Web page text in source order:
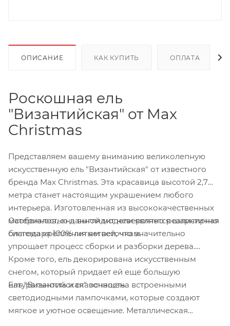
ОПИСАНИЕ КАК КУПИТЬ ОПЛАТА
Роскошная ель
"Византийская" от Max
Christmas
Представляем вашему вниманию великолепную
искусственную ель "Византийская" от известного
бренда Max Christmas. Эта красавица высотой 2,7
метра станет настоящим украшением любого
интерьера. Изготовленная из высококачественных
материалов, она выглядит невероятно реалистично
благодаря 100% литым веточкам.
Особенностью данной модели является шарнирная
система крепления ветвей, что значительно
упрощает процесс сборки и разборки дерева.
Кроме того, ель декорирована искусственным
снегом, который придает ей еще большую
натуральность и сказочность.
Ель "Византийская" оснащена встроенными
светодиодными лампочками, которые создают
мягкое и уютное освещение. Металлическая